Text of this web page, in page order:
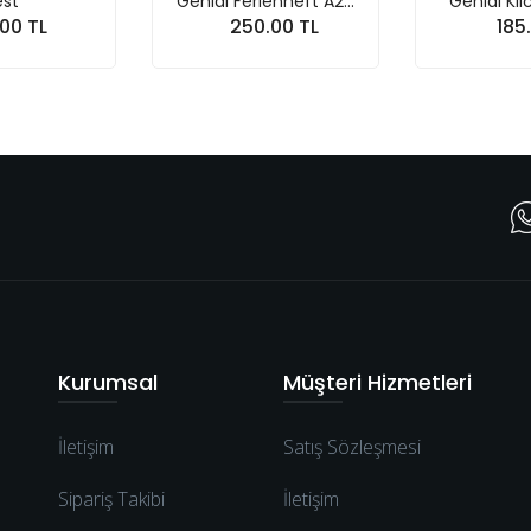
250.00 TL 185.00 TL
Kurumsal
İletişim
Sipariş Takibi
Müşteri Hizmetleri
Satış Sözleşmesi
İletişim